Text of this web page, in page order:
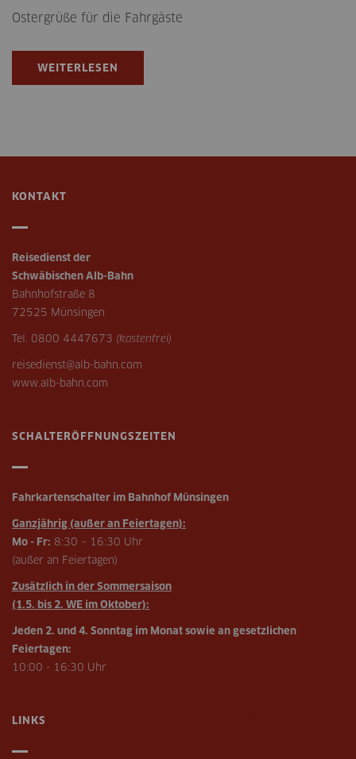
Ostergrüße für die Fahrgäste
WEITERLESEN
KONTAKT
Reisedienst der
Schwäbischen Alb-Bahn
Bahnhofstraße 8
72525 Münsingen
Tel. 0800 4447673 (kostenfrei)
reisedienst@alb-bahn.com
www.alb-bahn.com
SCHALTERÖFFNUNGSZEITEN
Fahrkartenschalter im Bahnhof Münsingen
Ganzjährig (außer an Feiertagen):
Mo - Fr: 8:30 – 16:30 Uhr
(außer an Feiertagen)
Zusätzlich in der Sommersaison
(1.5. bis 2. WE im Oktober):
Jeden 2. und 4. Sonntag im Monat sowie an gesetzlichen
Feiertagen:
10:00 - 16:30 Uhr
LINKS